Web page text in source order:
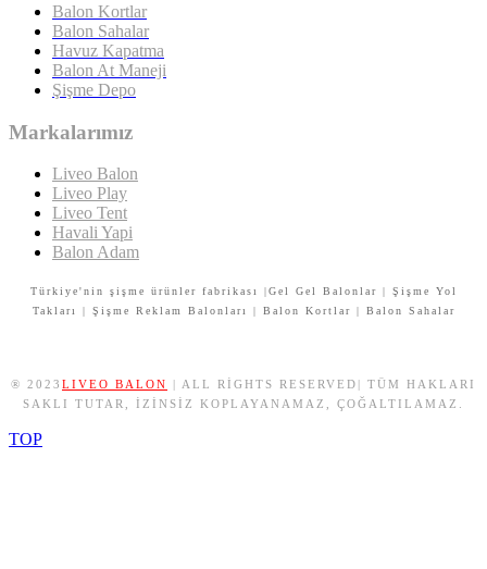
Balon Kortlar
Balon Sahalar
Havuz Kapatma
Balon At Maneji
Şişme Depo
Markalarımız
Liveo Balon
Liveo Play
Liveo Tent
Havali Yapi
Balon Adam
Türkiye'nin şişme ürünler fabrikası |Gel Gel Balonlar | Şişme Yol
Takları | Şişme Reklam Balonları | Balon Kortlar | Balon Sahalar
® 2023 LIVEO BALON
| ALL RIGHTS RESERVED| TÜM HAKLARI
SAKLI TUTAR, IZINSIZ KOPLAYANAMAZ, ÇOĞALTILAMAZ.
TOP